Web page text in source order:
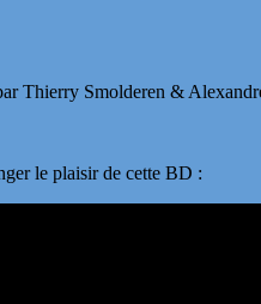
Thierry Smolderen &
le plaisir de cette BD :